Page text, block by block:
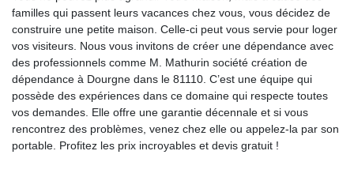
familles qui passent leurs vacances chez vous, vous décidez de
construire une petite maison. Celle-ci peut vous servie pour loger
vos visiteurs. Nous vous invitons de créer une dépendance avec
des professionnels comme M. Mathurin société création de
dépendance à Dourgne dans le 81110. C’est une équipe qui
possède des expériences dans ce domaine qui respecte toutes
vos demandes. Elle offre une garantie décennale et si vous
rencontrez des problèmes, venez chez elle ou appelez-la par son
portable. Profitez les prix incroyables et devis gratuit !